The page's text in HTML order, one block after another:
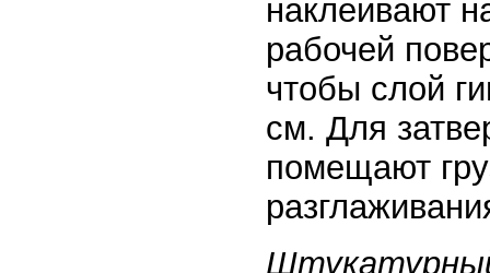
наклеивают
рабочей
чтобы слой
см. Для
помещают